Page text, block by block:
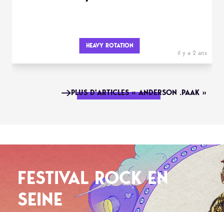
HEAVY ROTATION
il y a 2 ans
PLUS D'ARTICLES « ANDERSON .PAAK »
FESTIVAL ROCK EN
SEINE